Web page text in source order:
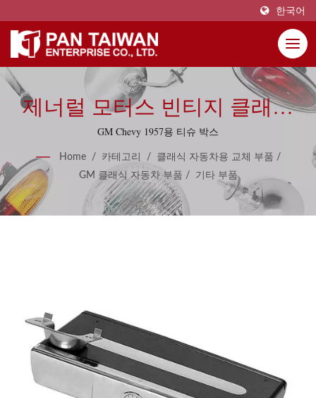
한국어
제너럴 모터스 빈티지 클래식
부품 및 액세서리
GM Chevy 1957용 티슈 박스
Home / 카테고리 / 클래식 자동차용 교체 부품 /
GM 클래식 자동차 부품 / 기타 부품